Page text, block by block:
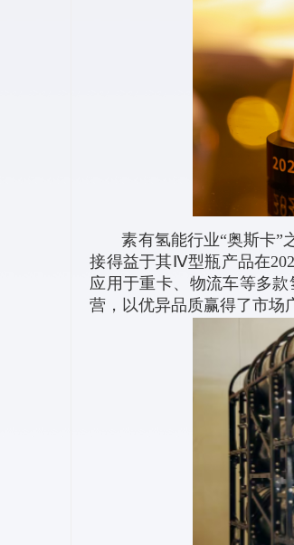
素有氢能行业“奥斯卡”之
接得益于其Ⅳ型瓶产品在
应用于重卡、物流车等多
营，以优异品质赢得了市场